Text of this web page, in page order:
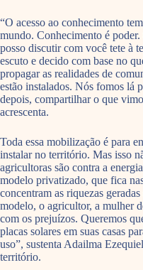
“O acesso ao conhecimento
mundo. Conhecimento é
posso discutir com você tete à
escuto e decido com base no
propagar as realidades de
estão instalados. Nós fomos lá
depois, compartilhar o que
acrescenta.
Toda essa mobilização é para
instalar no território. Mas isso
agricultoras são contra a
modelo privatizado, que fica
concentram as riquezas
modelo, o agricultor, a mulher
com os prejuízos. Queremos
placas solares em suas casas
uso”, sustenta Adailma
território.